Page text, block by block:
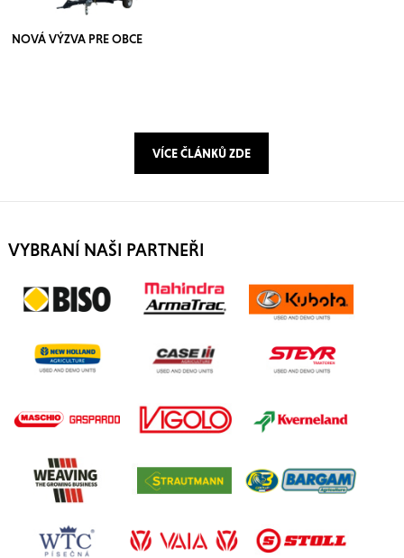
NOVÁ VÝZVA PRE OBCE
VÍCE ČLÁNKŮ ZDE
VYBRANÍ NAŠI PARTNEŘI